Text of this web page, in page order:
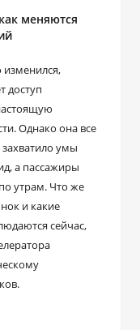
меняются
изменился,
доступ
Однако она все
захватило умы
а пассажиры
утрам. Что же
и какие
сейчас,